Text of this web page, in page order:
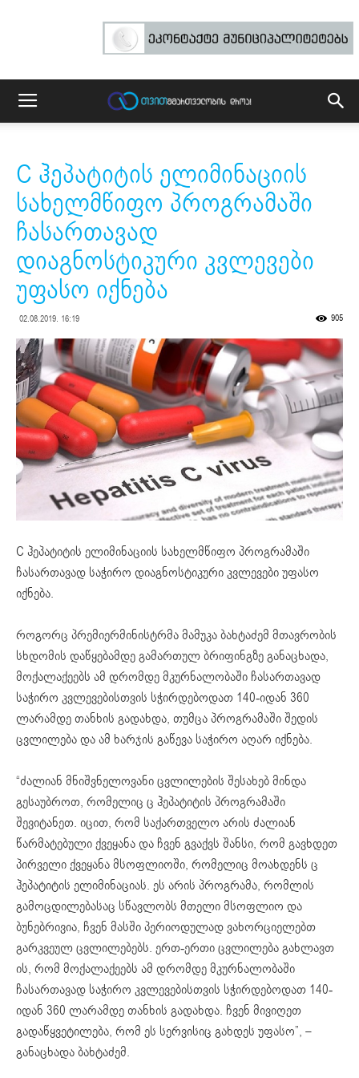
C ჰეპატიტის ელიმინაციის
სახელმწიფო პროგრამაში
ჩასართავად
დიაგნოსტიკური კვლევები
უფასო იქნება
02.08.2019. 16:19 905
C ჰეპატიტის ელიმინაციის სახელმწიფო პროგრამაში
ჩასართავად საჭირო დიაგნოსტიკური კვლევები უფასო
იქნება.
როგორც პრემიერმინისტრმა მამუკა ბახტაძემ მთავრობის
სხდომის დაწყებამდე გამართულ ბრიფინგზე განაცხადა,
მოქალაქეებს ამ დრომდე მკურნალობაში ჩასართავად
საჭირო კვლევებისთვის სჭირდებოდათ 140-იდან 360
ლარამდე თანხის გადახდა, თუმცა პროგრამაში შედის
ცვლილება და ამ ხარჯის გაწევა საჭირო აღარ იქნება.
“ძალიან მნიშვნელოვანი ცვლილების შესახებ მინდა
გესაუბროთ, რომელიც ც ჰეპატიტის პროგრამაში
შევიტანეთ. იცით, რომ საქართველო არის ძალიან
წარმატებული ქვეყანა და ჩვენ გვაქვს შანსი, რომ გავხდეთ
პირველი ქვეყანა მსოფლიოში, რომელიც მოახდენს ც
ჰეპატიტის ელიმინაციას. ეს არის პროგრამა, რომლის
გამოცდილებასაც სწავლობს მთელი მსოფლიო და
ბუნებრივია, ჩვენ მასში პერიოდულად ვახორციელებთ
გარკვეულ ცვლილებებს. ერთ-ერთი ცვლილება გახლავთ
ის, რომ მოქალაქეებს ამ დრომდე მკურნალობაში
ჩასართავად საჭირო კვლევებისთვის სჭირდებოდათ 140-
იდან 360 ლარამდე თანხის გადახდა. ჩვენ მივიღეთ
გადაწყვეტილება, რომ ეს სერვისიც გახდეს უფასო”, –
განაცხადა ბახტაძემ.